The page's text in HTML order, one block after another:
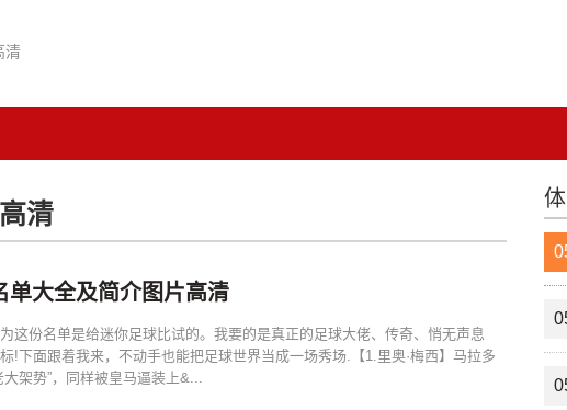
清
清
单大全及简介图片高清
这份名单是给迷你足球比试的。我要的是真正的足球大佬、传奇、悄无声息
!下面跟着我来，不动手也能把足球世界当成一场秀场.【1.里奥·梅西】马拉多
大架势”，同样被皇马逼装上&...